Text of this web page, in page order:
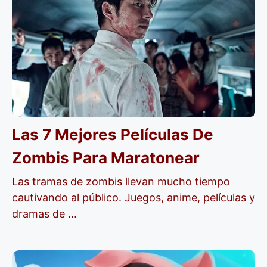
Las 7 Mejores Películas De
Zombis Para Maratonear
Las tramas de zombis llevan mucho tiempo
cautivando al público. Juegos, anime, películas y
dramas de ...